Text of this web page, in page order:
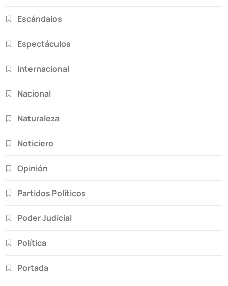
Escándalos
Espectáculos
Internacional
Nacional
Naturaleza
Noticiero
Opinión
Partidos Políticos
Poder Judicial
Política
Portada